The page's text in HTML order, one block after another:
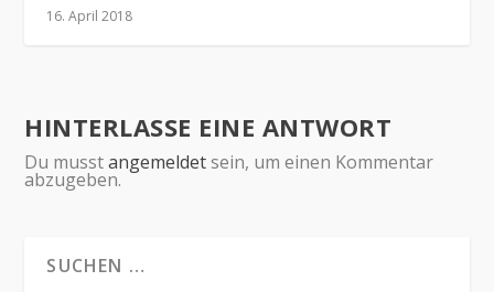
16. April 2018
HINTERLASSE EINE ANTWORT
Du musstangemeldetsein, um einen Kommentar
abzugeben.